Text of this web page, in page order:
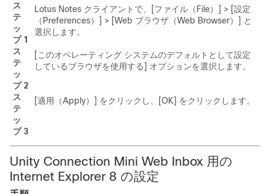
ス
テ
ッ
プ 1
Lotus Notes クライアントで、[ファイル（File）] > [設定
（Preferences）] > [Web ブラウザ（Web Browser）] と
選択します。
ス
テ
ッ
プ 2
[このオペレーティング システムのデフォルトとして設定
しているブラウザを使用する] オプションを選択します。
ス
テ
ッ
プ 3
[適用（Apply）] をクリックし、[OK] をクリックします。
Unity Connection Mini Web Inbox 用の
Internet Explorer 8 の設定